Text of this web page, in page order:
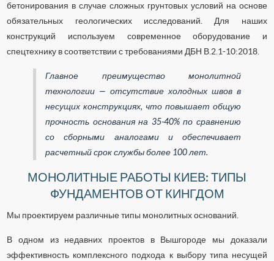
бетонирования в случае сложных грунтовых условий на основе
обязательных геологических исследований. Для наших
конструкций используем современное оборудование и
спецтехнику в соответствии с требованиями ДБН В.2.1-10:2018.
Главное преимущество монолитной
технологии — отсутствие холодных швов в
несущих конструкциях, что повышает общую
прочность основания на 35-40% по сравнению
со сборными аналогами и обеспечивает
расчетный срок службы более 100 лет.
МОНОЛИТНЫЕ РАБОТЫ КИЕВ: ТИПЫ
ФУНДАМЕНТОВ ОТ КИНГДОМ
Мы проектируем различные типы монолитных оснований.
В одном из недавних проектов в Вышгороде мы доказали
эффективность комплексного подхода к выбору типа несущей